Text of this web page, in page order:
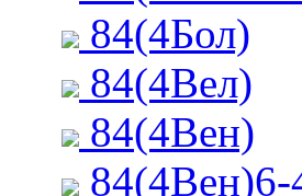
84(4Бол)
84(4Вел)
84(4Вен)
84(4Вен)6-